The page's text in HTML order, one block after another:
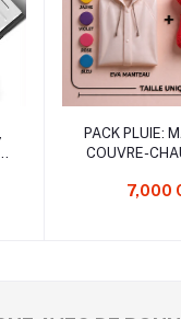
Ajouter au
PACK PLUIE:
COUVRE-
7,000